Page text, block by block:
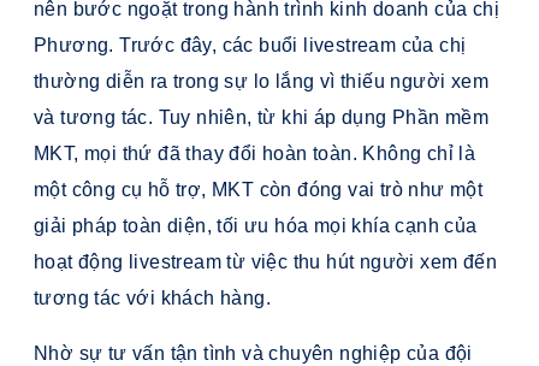
nên bước ngoặt trong hành trình kinh doanh của chị
Phương. Trước đây, các buổi livestream của chị
thường diễn ra trong sự lo lắng vì thiếu người xem
và tương tác. Tuy nhiên, từ khi áp dụng Phần mềm
MKT, mọi thứ đã thay đổi hoàn toàn. Không chỉ là
một công cụ hỗ trợ, MKT còn đóng vai trò như một
giải pháp toàn diện, tối ưu hóa mọi khía cạnh của
hoạt động livestream từ việc thu hút người xem đến
tương tác với khách hàng.
Nhờ sự tư vấn tận tình và chuyên nghiệp của đội